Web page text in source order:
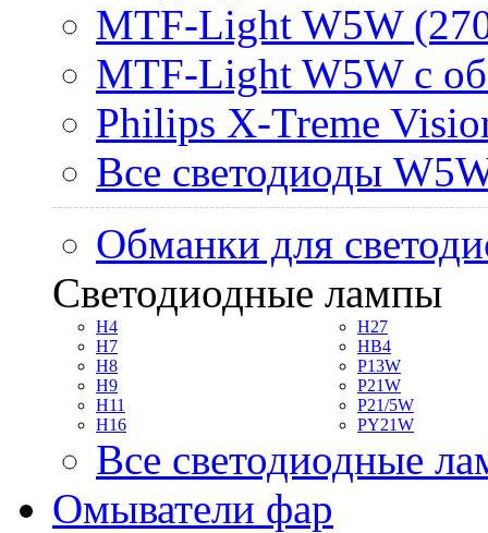
MTF-Light W5W
MTF-Light W5W с
Philips X-Treme
Все светодиоды
Обманки для
Светодиодные лампы
H4
H7
H8
H9
H11
H16
H27
HB4
P13W
P21W
P21/5W
PY21W
Все светодиодные
Омыватели фар